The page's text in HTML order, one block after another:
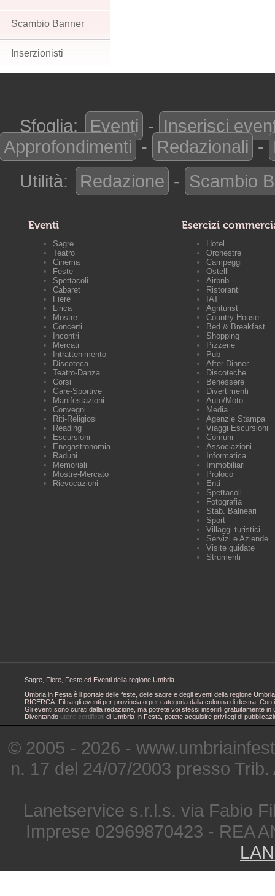
Scambio Banner
Inserzionisti
Sfoglia: Eventi - Inserisci
Approfondimenti - Redazionali -
Utilità:
Redazione - Scambio
Eventi
Sagre
Teatro
Cinema
Feste
Spettacoli
Cabaret
Fiere
Lirica
Mostre
Concerti
Incontri
Mercati
Intrattenimento
Discoteca
Teatro-Danza
Corsi
Gare-Sportive
Manifestazioni
Convegni
Riti-Religiosi
Reading
Escursioni
Enogastronomia
Raduni
Memoriali
Mostre-Mercato
Rievocazioni
Esercizi
Hotel
Orchestre
Campeggi
Ostelli
Airbnb
Ristoranti
IAT
Agriturist
Country House
Bed & Breakfast
Shopping
Pizzerie
Pub
After Dinner
Discoteche
Benessere
Divertimenti
Auto/Moto
Media
Agenzie Stampa
Viaggi Escursioni
Comuni
Associazioni
Informatica
Immobiliari
Proloco
Enti
Spettacoli
Fotografia
Stab. Balneari
Sport
Villaggi turistici
Servizi e Aziende
Visite guidate
Strumenti
Sagre, Fiere, Feste ed Eventi della regione Umbria.
Umbria in Festa è il portale delle feste, delle sagre e degli eventi della regione
RICERCA: Filtra gli eventi per provincia o per categoria dalla colonna di destra.
Gli eventi sono curati dalla redazione, ma potrete voi stessi inserirli gratuitamente
Diventando utenti certificati di Umbria In Festa, potete acquisire privilegi di
© 2005 - 2026 -
n. 17 del 24/07/2003 presso
Lanetservice s.r.l.s. via Fabio
Imprese 02969870423 - REA